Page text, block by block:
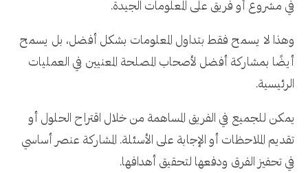
في مشروع أو فريق على المعلومات الجيدة.
وهذا لا يسمح فقط بتداول المعلومات بشكل أفضل، بل يسمح
أيضًا بمشاركة أفضل لأصحاب المصلحة المعنيين في العمليات
الرئيسية.
يمكن للجميع في الفريق المساهمة من خلال اقتراح الحلول أو
تقديم الملاحظات أو الإجابة على الأسئلة. المشاركة عنصر أساسي
في تحفيز الفرق ودفعها لتحقيق أهدافها.